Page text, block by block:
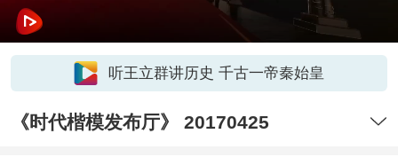
听王立群讲历史 千古一帝秦始皇
《时代楷模发布厅》 20170425